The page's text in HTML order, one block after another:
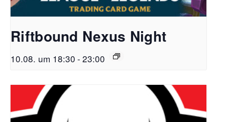
Riftbound Nexus Night
10.08. um 18:30 - 23:00